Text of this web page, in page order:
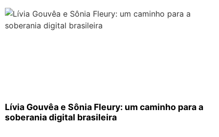
Lívia Gouvêa e Sônia Fleury: um caminho para a
soberania digital brasileira